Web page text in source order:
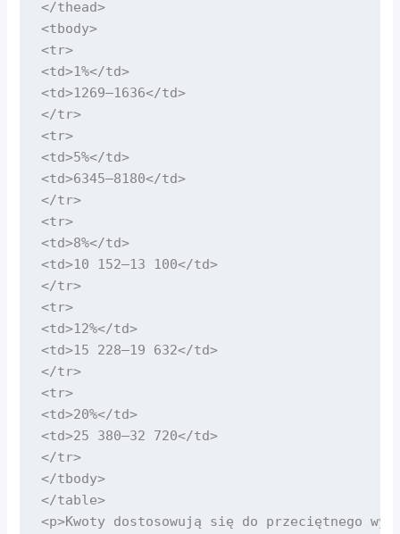
</thead>
<tbody>
<tr>
<td>1%</td>
<td>1269–1636</td>
</tr>
<tr>
<td>5%</td>
<td>6345–8180</td>
</tr>
<tr>
<td>8%</td>
<td>10 152–13 100</td>
</tr>
<tr>
<td>12%</td>
<td>15 228–19 632</td>
</tr>
<tr>
<td>20%</td>
<td>25 380–32 720</td>
</tr>
</tbody>
</table>
<p>Kwoty dostosowują się do przeciętnego